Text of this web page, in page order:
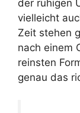
der ruhigen
vielleicht
Zeit stehen
nach einem
reinsten
genau das